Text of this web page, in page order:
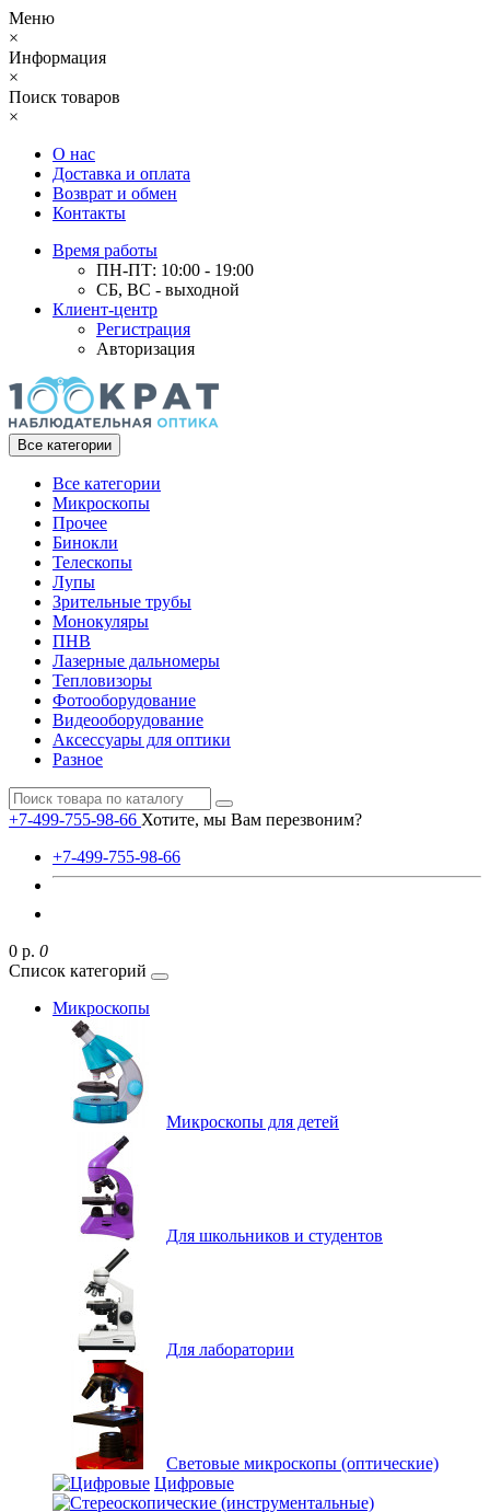
Меню
×
Информация
×
Поиск товаров
×
О нас
Доставка и оплата
Возврат и обмен
Контакты
Время работы
ПН-ПТ: 10:00 - 19:00
СБ, ВС - выходной
Клиент-центр
Регистрация
Авторизация
Все категории
Все категории
Микроскопы
Прочее
Бинокли
Телескопы
Лупы
Зрительные трубы
Монокуляры
ПНВ
Лазерные дальномеры
Тепловизоры
Фотооборудование
Видеооборудование
Аксессуары для оптики
Разное
+7-499-755-98-66 Хотите, мы Вам перезвоним?
+7-499-755-98-66
0 р. 0
Список категорий
Микроскопы
Микроскопы для детей
Для школьников и студентов
Для лаборатории
Световые микроскопы (оптические)
Цифровые